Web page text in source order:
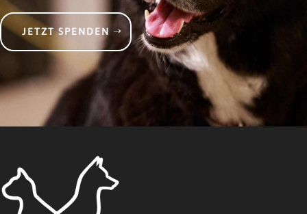
JETZT SPENDEN